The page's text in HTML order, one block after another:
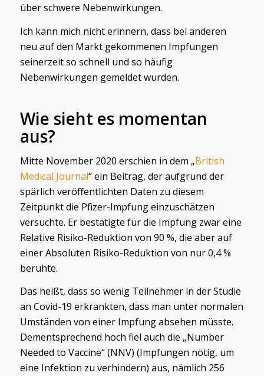
über schwere Nebenwirkungen.
Ich kann mich nicht erinnern, dass bei anderen
neu auf den Markt gekommenen Impfungen
seinerzeit so schnell und so häufig
Nebenwirkungen gemeldet wurden.
Wie sieht es momentan
aus?
Mitte November 2020 erschien in dem „British
Medical Journal“ ein Beitrag, der aufgrund der
spärlich veröffentlichten Daten zu diesem
Zeitpunkt die Pfizer-Impfung einzuschätzen
versuchte. Er bestätigte für die Impfung zwar eine
Relative Risiko-Reduktion von 90 %, die aber auf
einer Absoluten Risiko-Reduktion von nur 0,4 %
beruhte.
Das heißt, dass so wenig Teilnehmer in der Studie
an Covid-19 erkrankten, dass man unter normalen
Umständen von einer Impfung absehen müsste.
Dementsprechend hoch fiel auch die „Number
Needed to Vaccine“ (NNV) (Impfungen nötig, um
eine Infektion zu verhindern) aus, nämlich 256